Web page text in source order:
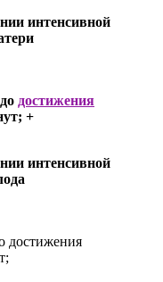
интенсивной
достижения
+
интенсивной
достижения